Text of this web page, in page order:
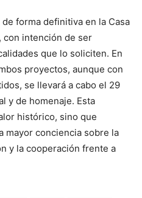
forma definitiva en la Casa
con intención de ser
que lo soliciten. En
proyectos, aunque con
se llevará a cabo el 29
y de homenaje. Esta
histórico, sino que
mayor conciencia sobre la
y la cooperación frente a